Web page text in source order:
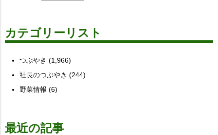
カテゴリーリスト
つぶやき (1,966)
社長のつぶやき (244)
野菜情報 (6)
最近の記事